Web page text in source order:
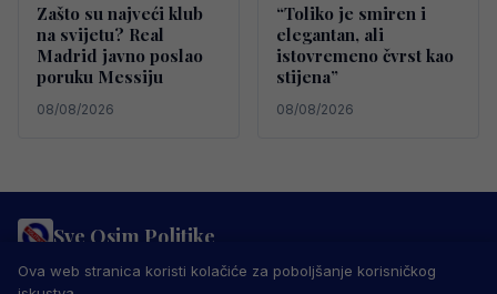
Zašto su najveći klub
na svijetu? Real
Madrid javno poslao
poruku Messiju
08/08/2026
“Toliko je smiren i
elegantan, ali
istovremeno čvrst kao
stijena”
08/08/2026
Sve Osim Politike
PRAVILA PRIVATNOSTI MARKETING
USLOVI KORIŠTENJA
IMPRESSUM
Ova web stranica koristi kolačiće za poboljšanje korisničkog